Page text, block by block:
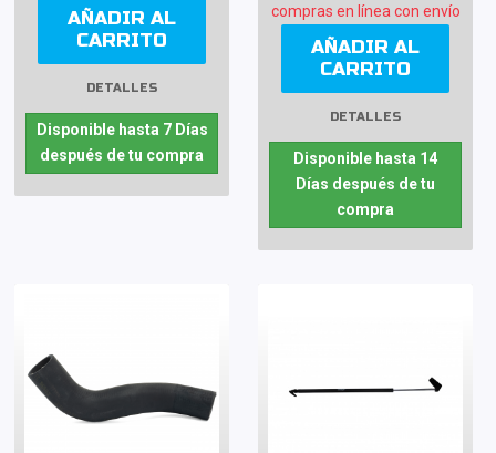
AÑADIR AL
CARRITO
DETALLES
Disponible hasta 7 Días
después de tu compra
compras en línea con envío
AÑADIR AL
CARRITO
DETALLES
Disponible hasta 14
Días después de tu
compra